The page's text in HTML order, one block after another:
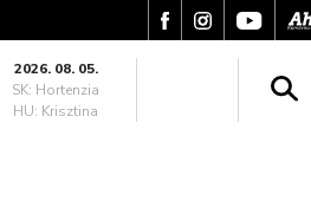
2026. 08. 05.
SK: Hortenzia
HU: Krisztina